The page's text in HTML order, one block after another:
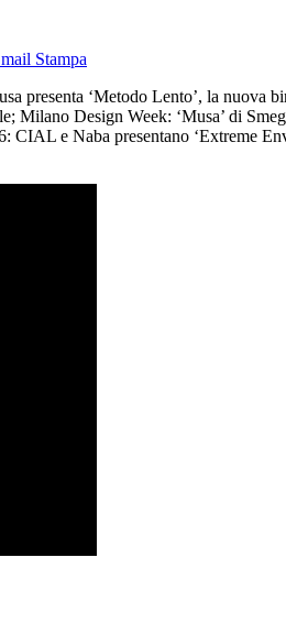
Stampa
presenta ‘Metodo Lento’, la nuova
Milano Design Week: ‘Musa’ di
e Naba presentano ‘Extreme